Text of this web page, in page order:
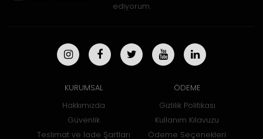
ediyorum.
KURUMSAL
Hakkımızda
Güvenlik
Teslimat ve İade Şartları
ÖDEME
Gizlilik Politikası
Kullanım Kılavuzu
Ödeme Seçenekleri